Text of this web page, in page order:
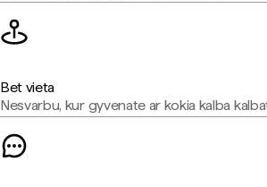
Bet vieta
Nesvarbu, kur gyvenate ar kokia kalba